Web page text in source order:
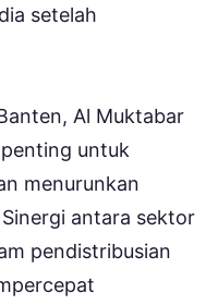
setelah
Al Muktabar
untuk
menurunkan
antara sektor
pendistribusian